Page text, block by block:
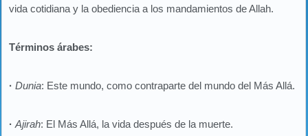
vida cotidiana y la obediencia a los mandamientos de Allah.
Términos árabes:
· Dunia: Este mundo, como contraparte del mundo del Más Allá.
· Ajirah: El Más Allá, la vida después de la muerte.